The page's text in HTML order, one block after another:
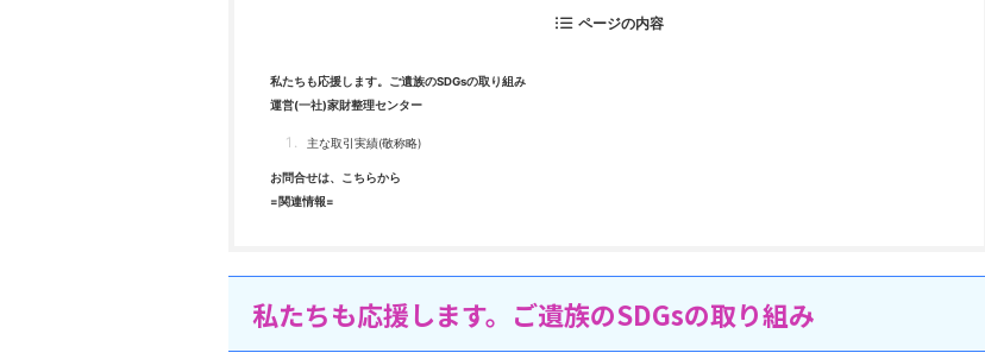
ページの内容
私たちも応援します。ご遺族のSDGsの取り組み
運営(一社)家財整理センター
主な取引実績(敬称略)
お問合せは、こちらから
=関連情報=
私たちも応援します。ご遺族のSDGsの取り組み